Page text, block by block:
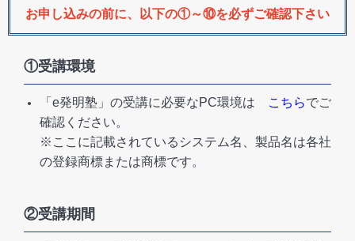
お申し込みの前に、以下の①～⑩を必ずご確認下さい
①受講環境
「e発明塾」の受講に必要なPC環境は こちらでご
確認ください。
※ここに記載されているシステム名、製品名は各社
の登録商標または商標です。
②受講期間